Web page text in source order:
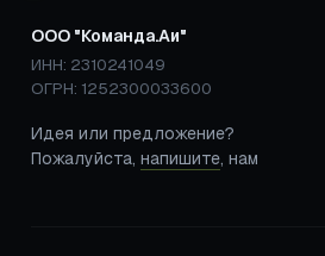
ООО "Команда.Аи"
ИНН: 2310241049
ОГРН: 1252300033600
Идея или предложение?
Пожалуйста, напишите, нам